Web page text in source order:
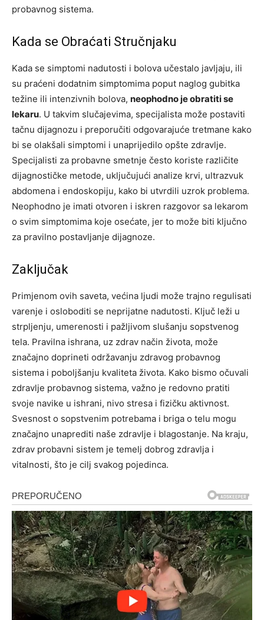
probavnog sistema.
Kada se Obraćati Stručnjaku
Kada se simptomi nadutosti i bolova učestalo javljaju, ili
su praćeni dodatnim simptomima poput naglog gubitka
težine ili intenzivnih bolova, neophodno je obratiti se
lekaru. U takvim slučajevima, specijalista može postaviti
tačnu dijagnozu i preporučiti odgovarajuće tretmane kako
bi se olakšali simptomi i unaprijedilo opšte zdravlje.
Specijalisti za probavne smetnje često koriste različite
dijagnostičke metode, uključujući analize krvi, ultrazvuk
abdomena i endoskopiju, kako bi utvrdili uzrok problema.
Neophodno je imati otvoren i iskren razgovor sa lekarom
o svim simptomima koje osećate, jer to može biti ključno
za pravilno postavljanje dijagnoze.
Zaključak
Primjenom ovih saveta, većina ljudi može trajno regulisati
varenje i osloboditi se neprijatne nadutosti. Ključ leži u
strpljenju, umerenosti i pažljivom slušanju sopstvenog
tela. Pravilna ishrana, uz zdrav način života, može
značajno doprineti održavanju zdravog probavnog
sistema i poboljšanju kvaliteta života. Kako bismo očuvali
zdravlje probavnog sistema, važno je redovno pratiti
svoje navike u ishrani, nivo stresa i fizičku aktivnost.
Svesnost o sopstvenim potrebama i briga o telu mogu
značajno unaprediti naše zdravlje i blagostanje. Na kraju,
zdrav probavni sistem je temelj dobrog zdravlja i
vitalnosti, što je cilj svakog pojedinca.